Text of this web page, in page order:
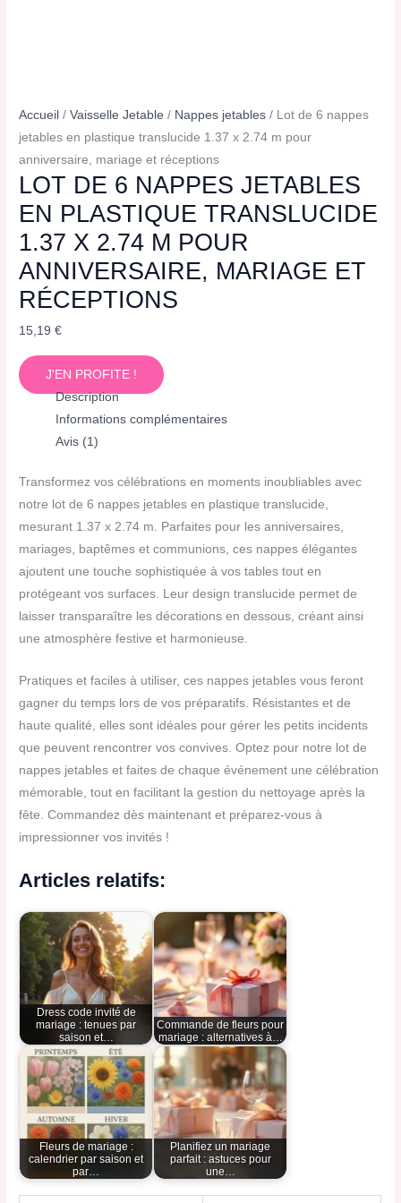
Accueil /Vaisselle Jetable / Nappes jetables / Lot de 6 nappes
jetables en plastique translucide 1.37 x 2.74 m pour
anniversaire, mariage et réceptions
LOT DE 6 NAPPES JETABLES
EN PLASTIQUE TRANSLUCIDE
1.37 X 2.74 M POUR
ANNIVERSAIRE, MARIAGE ET
RÉCEPTIONS
15,19€
J'EN PROFITE !
Description
Informations complémentaires
Avis (1)
Transformez vos célébrations en moments inoubliables avec
notre lot de 6 nappes jetables en plastique translucide,
mesurant 1.37 x 2.74 m. Parfaites pour les anniversaires,
mariages, baptêmes et communions, ces nappes élégantes
ajoutent une touche sophistiquée à vos tables tout en
protégeant vos surfaces. Leur design translucide permet de
laisser transparaître les décorations en dessous, créant ainsi
une atmosphère festive et harmonieuse.
Pratiques et faciles à utiliser, ces nappes jetables vous feront
gagner du temps lors de vos préparatifs. Résistantes et de
haute qualité, elles sont idéales pour gérer les petits incidents
que peuvent rencontrer vos convives. Optez pour notre lot de
nappes jetables et faites de chaque événement une célébration
mémorable, tout en facilitant la gestion du nettoyage après la
fête. Commandez dès maintenant et préparez-vous à
impressionner vos invités !
Articles relatifs:
Dress code invité de
mariage : tenues par
saison et…
Commande de fleurs pour
mariage : alternatives à…
Fleurs de mariage :
calendrier par saison et
par…
Planifiez un mariage
parfait : astuces pour
une…